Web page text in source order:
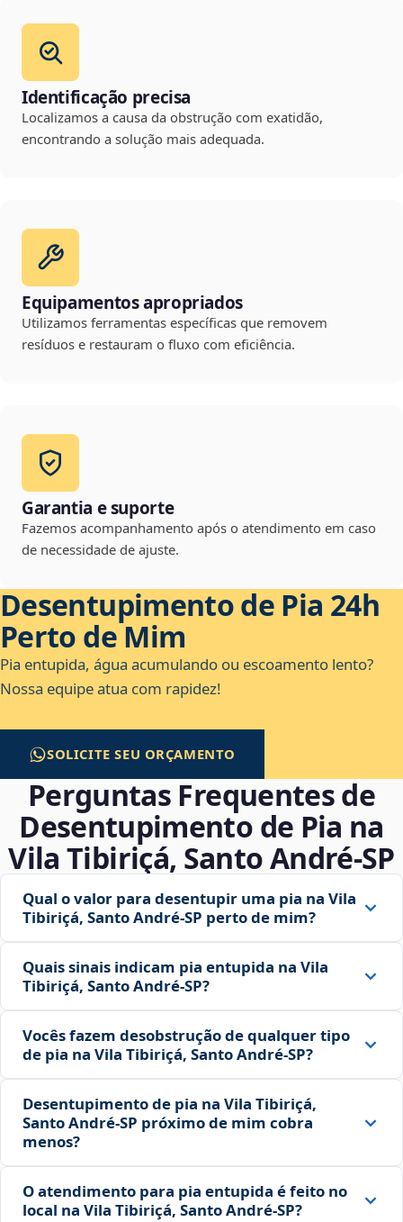
Identificação precisa
Localizamos a causa da obstrução com exatidão,
encontrando a solução mais adequada.
Equipamentos apropriados
Utilizamos ferramentas específicas que removem
resíduos e restauram o fluxo com eficiência.
Garantia e suporte
Fazemos acompanhamento após o atendimento em caso
de necessidade de ajuste.
Desentupimento de Pia 24h
Perto de Mim
Pia entupida, água acumulando ou escoamento lento?
Nossa equipe atua com rapidez!
SOLICITE SEU ORÇAMENTO
Perguntas Frequentes de
Desentupimento de Pia na
Vila Tibiriçá, Santo André‑SP
Qual o valor para desentupir uma pia na Vila
Tibiriçá, Santo André‑SP perto de mim?
Quais sinais indicam pia entupida na Vila
Tibiriçá, Santo André‑SP?
Vocês fazem desobstrução de qualquer tipo
de pia na Vila Tibiriçá, Santo André‑SP?
Desentupimento de pia na Vila Tibiriçá,
Santo André‑SP próximo de mim cobra
menos?
O atendimento para pia entupida é feito no
local na Vila Tibiriçá, Santo André‑SP?